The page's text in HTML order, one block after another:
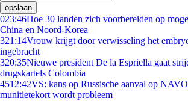
opslaan
023:46Hoe 30 landen zich voorbereiden op
China en Noord-Korea
321:14Vrouw krijgt door verwisseling het
ingebracht
320:35Nieuwe president De la Espriella gaat
drugskartels Colombia
4512:42VS: kans op Russische aanval op
munitietekort wordt probleem